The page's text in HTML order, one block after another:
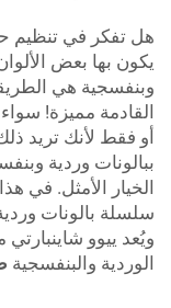
هل تفكر في تنظيم
يكون بها بعض
وبنفسجية هي
القادمة مميزة!
ببالونات وردية
الخيار الأمثل. في
سلسلة بالونات
ويُعد ييوو شاينبارتي
الوردية والبنفسجية